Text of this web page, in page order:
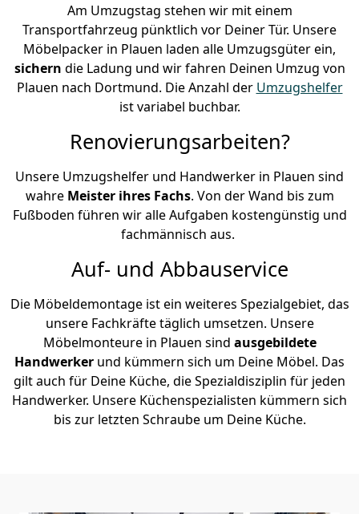
Am Umzugstag stehen wir mit einem
Transportfahrzeug pünktlich vor Deiner Tür. Unsere
Möbelpacker in Plauen laden alle Umzugsgüter ein,
sichern die Ladung und wir fahren Deinen Umzug von
Plauen nach Dortmund. Die Anzahl der Umzugshelfer
ist variabel buchbar.
Renovierungsarbeiten?
Unsere Umzugshelfer und Handwerker in Plauen sind
wahre Meister ihres Fachs. Von der Wand bis zum
Fußboden führen wir alle Aufgaben kostengünstig und
fachmännisch aus.
Auf- und Abbauservice
Die Möbeldemontage ist ein weiteres Spezialgebiet, das
unsere Fachkräfte täglich umsetzen. Unsere
Möbelmonteure in Plauen sind ausgebildete
Handwerker und kümmern sich um Deine Möbel. Das
gilt auch für Deine Küche, die Spezialdisziplin für jeden
Handwerker. Unsere Küchenspezialisten kümmern sich
bis zur letzten Schraube um Deine Küche.